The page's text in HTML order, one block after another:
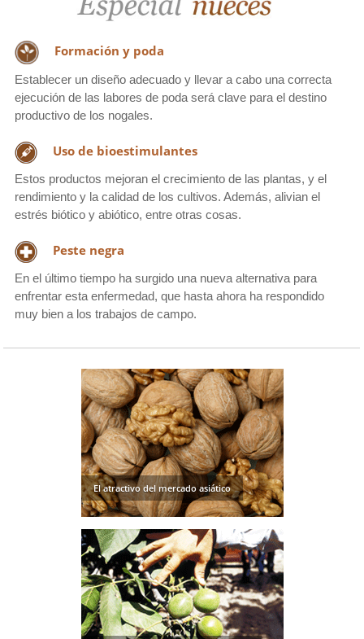
Formación y poda
Establecer un diseño adecuado y llevar a cabo una correcta
ejecución de las labores de poda será clave para el destino
productivo de los nogales.
Uso de bioestimulantes
Estos productos mejoran el crecimiento de las plantas, y el
rendimiento y la calidad de los cultivos. Además, alivian el
estrés biótico y abiótico, entre otras cosas.
Peste negra
En el último tiempo ha surgido una nueva alternativa para
enfrentar esta enfermedad, que hasta ahora ha respondido
muy bien a los trabajos de campo.
El atractivo del mercado asiático